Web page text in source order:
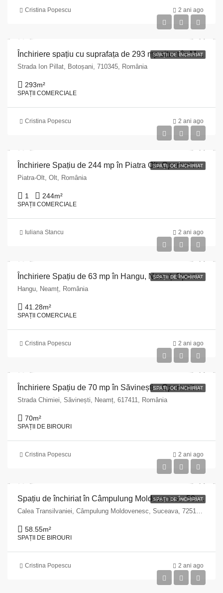
Cristina Popescu 2 ani ago
SPAȚII DE ÎNCHIRIAT
Închiriere spațiu cu suprafața de 293 mp situat în Municipiul Botoșani, str. Ion Pillat nr. 7, județul Botoșani
Strada Ion Pillat, Botoșani, 710345, România
293m²
SPAȚII COMERCIALE
Cristina Popescu 2 ani ago
SPAȚII DE ÎNCHIRIAT
Închiriere Spațiu de 244 mp în Piatra Olt: Oportunitate excelentă pentru afacerea ta!
Piatra-Olt, Olt, România
1 244m²
SPAȚII COMERCIALE
Iuliana Stancu 2 ani ago
SPAȚII DE ÎNCHIRIAT
Închiriere Spațiu de 63 mp în Hangu, Neamț: Oportunitate excelentă pentru afacerea ta!
Hangu, Neamț, România
41.28m²
SPAȚII COMERCIALE
Cristina Popescu 2 ani ago
SPAȚII DE ÎNCHIRIAT
Închiriere Spațiu de 70 mp în Săvinești – Oportunitate Excelentă!
Strada Chimiei, Săvinești, Neamț, 617411, România
70m²
SPAȚII DE BIROURI
Cristina Popescu 2 ani ago
SPAȚII DE ÎNCHIRIAT
Spațiu de închiriat în Câmpulung Moldovenesc: 58.55 mp, Calea Transilvaniei nr. 82
Calea Transilvaniei, Câmpulung Moldovenesc, Suceava, 725100, România
58.55m²
SPAȚII DE BIROURI
Cristina Popescu 2 ani ago